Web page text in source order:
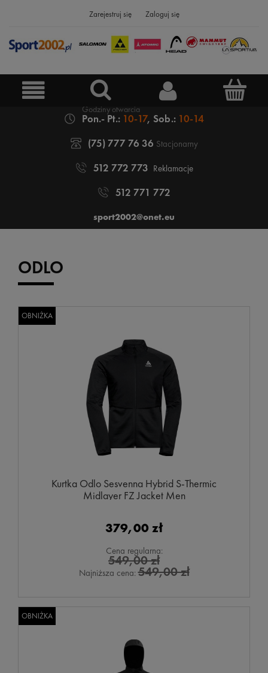
Zarejestruj się Zaloguj się
Pon.- Pt.: 10-17, Sob.: 10-14
(75) 777 76 36 Stacjonarny
512 772 773 Reklamacje
512 771 772
sport2002@onet.eu
ODLO
Kurtka Odlo Sesvenna Hybrid S-Thermic
Midlayer FZ Jacket Men
379,00 zł
Cena regularna:
549,00 zł
Najniższa cena:549,00 zł
OBNIŻKA
OBNIŻKA